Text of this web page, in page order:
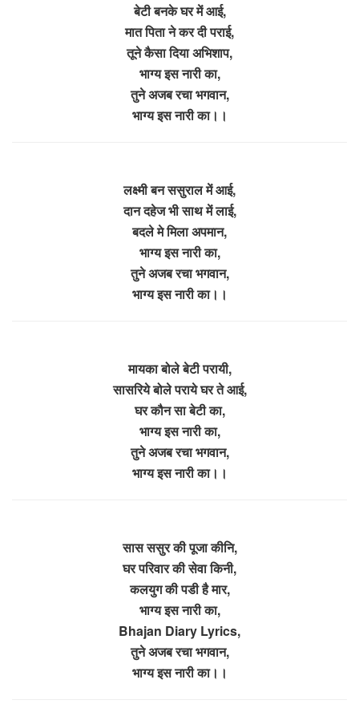
बेटी बनके घर में आई,
मात पिता ने कर दी पराई,
तूने कैसा दिया अभिशाप,
भाग्य इस नारी का,
तुने अजब रचा भगवान,
भाग्य इस नारी का।।
लक्ष्मी बन ससुराल में आई,
दान दहेज भी साथ में लाई,
बदले मे मिला अपमान,
भाग्य इस नारी का,
तुने अजब रचा भगवान,
भाग्य इस नारी का।।
मायका बोले बेटी परायी,
सासरिये बोले पराये घर ते आई,
घर कौन सा बेटी का,
भाग्य इस नारी का,
तुने अजब रचा भगवान,
भाग्य इस नारी का।।
सास ससुर की पूजा कीनि,
घर परिवार की सेवा किनी,
कलयुग की पडी है मार,
भाग्य इस नारी का,
Bhajan Diary Lyrics,
तुने अजब रचा भगवान,
भाग्य इस नारी का।।